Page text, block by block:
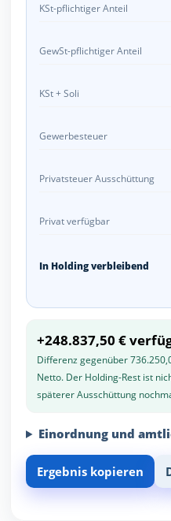
KSt-pflichtiger Anteil
GewSt-pflichtiger Anteil
KSt + Soli
Gewerbesteuer
Privatsteuer Ausschüttung
Privat verfügbar
In Holding verbleibend
+248.837,50 €
Differenz gegenüber
Netto. Der Holding-Rest ist
späterer Ausschüttung
Einordnung und
Ergebnis kopieren